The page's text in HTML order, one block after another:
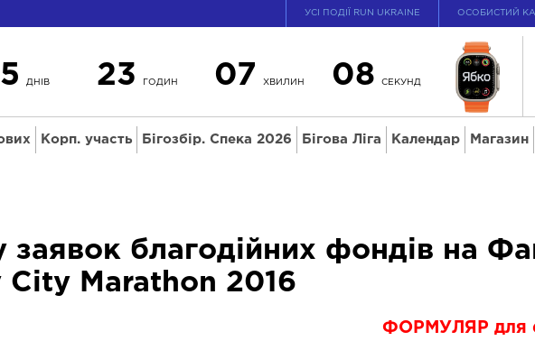
УСІ ПОДІЇ RUN UKRAINE ОСОБИСТИЙ
ДНІВ 23ГОДИН 07ХВИЛИН 07СЕКУНД
Корп. участь Бігозбір. Спека 2026 Бігова Ліга Календар Магазин
благодійних фондів на
Marathon 2016
ФОРМУЛЯР для